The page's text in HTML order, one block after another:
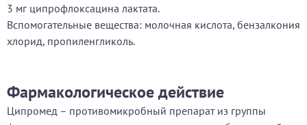
3 мг ципрофлоксацина лактата.
Вспомогательные вещества: молочная кислота, бензалкония
хлорид, пропиленгликоль.
Фармакологическое действие
Ципромед – противомикробный препарат из группы